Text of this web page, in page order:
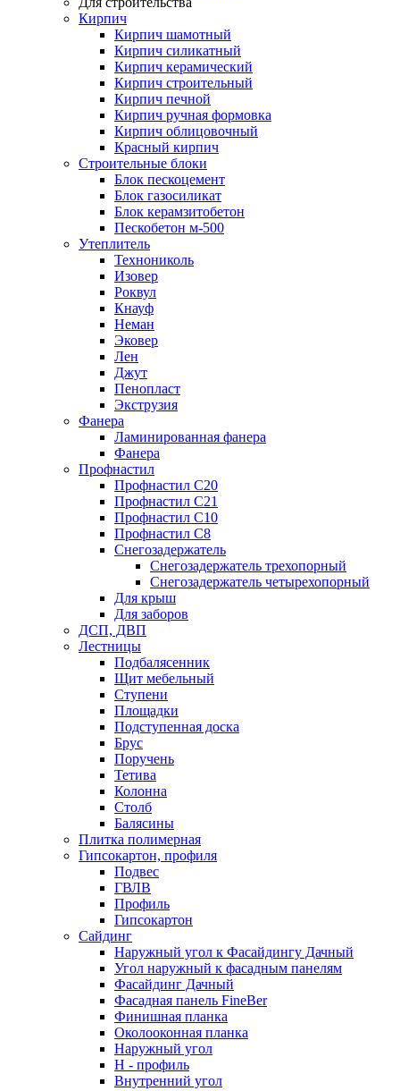
Кирпич
Кирпич шамотный
Кирпич силикатный
Кирпич керамический
Кирпич строительный
Кирпич печной
Кирпич ручная формовка
Кирпич облицовочный
Красный кирпич
Строительные блоки
Блок пескоцемент
Блок газосиликат
Блок керамзитобетон
Пескобетон м-500
Утеплитель
Технониколь
Изовер
Роквул
Кнауф
Неман
Эковер
Лен
Джут
Пенопласт
Экструзия
Фанера
Ламинированная фанера
Фанера
Профнастил
Профнастил С20
Профнастил С21
Профнастил С10
Профнастил С8
Снегозадержатель
Снегозадержатель трехопорный
Снегозадержатель четырехопорный
Для крыш
Для заборов
ДСП, ДВП
Лестницы
Подбалясенник
Щит мебельный
Ступени
Площадки
Подступенная доска
Брус
Поручень
Тетива
Колонна
Столб
Балясины
Плитка полимерная
Гипсокартон, профиля
Подвес
ГВЛВ
Профиль
Гипсокартон
Сайдинг
Наружный угол к Фасайдингу Дачный
Угол наружный к фасадным панелям
Фасайдинг Дачный
Фасадная панель FineBer
Финишная планка
Околооконная планка
Наружный угол
H - профиль
Внутренний угол